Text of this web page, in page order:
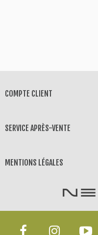
COMPTE CLIENT
SERVICE APRÈS-VENTE
MENTIONS LÉGALES